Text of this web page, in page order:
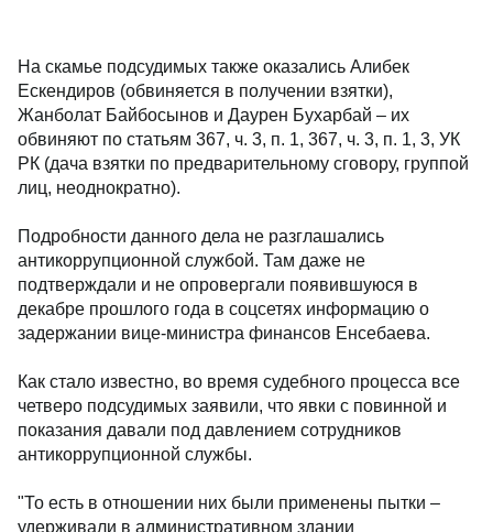
На скамье подсудимых также оказались Алибек
Ескендиров (обвиняется в получении взятки),
Жанболат Байбосынов и Даурен Бухарбай – их
обвиняют по статьям 367, ч. 3, п. 1, 367, ч. 3, п. 1, 3, УК
РК (дача взятки по предварительному сговору, группой
лиц, неоднократно).
Подробности данного дела не разглашались
антикоррупционной службой. Там даже не
подтверждали и не опровергали появившуюся в
декабре прошлого года в соцсетях информацию о
задержании вице-министра финансов Енсебаева.
Как стало известно, во время судебного процесса все
четверо подсудимых заявили, что явки с повинной и
показания давали под давлением сотрудников
антикоррупционной службы.
"То есть в отношении них были применены пытки –
удерживали в административном здании